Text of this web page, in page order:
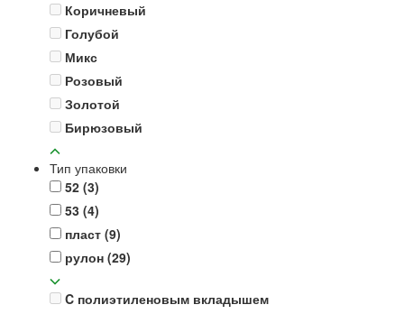
Коричневый
Голубой
Микс
Розовый
Золотой
Бирюзовый
Тип упаковки
52 (3)
53 (4)
пласт (9)
рулон (29)
C полиэтиленовым вкладышем